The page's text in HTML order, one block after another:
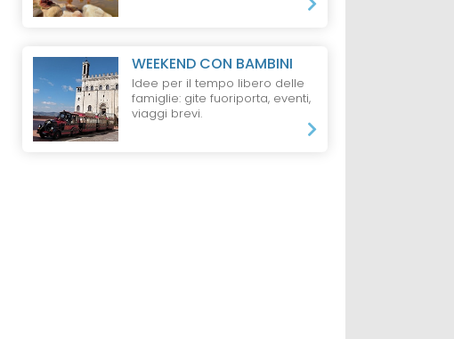
WEEKEND CON BAMBINI
Idee per il tempo libero delle
famiglie: gite fuoriporta, eventi,
viaggi brevi.